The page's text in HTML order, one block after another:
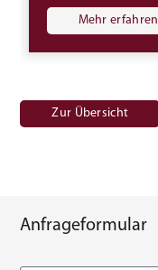
Mehr erfahren
Zur Übersicht
Anfrageformular